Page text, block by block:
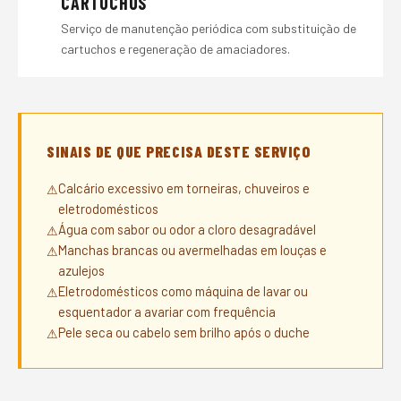
Serviço de manutenção periódica com substituição de
cartuchos e regeneração de amaciadores.
SINAIS DE QUE PRECISA DESTE SERVIÇO
Calcário excessivo em torneiras, chuveiros e
eletrodomésticos
Água com sabor ou odor a cloro desagradável
Manchas brancas ou avermelhadas em louças e
azulejos
Eletrodomésticos como máquina de lavar ou
esquentador a avariar com frequência
Pele seca ou cabelo sem brilho após o duche